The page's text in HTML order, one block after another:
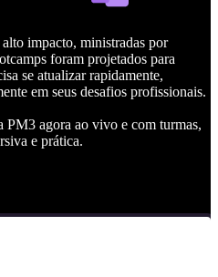
impacto, ministradas por
foram projetados para
se atualizar rapidamente,
em seus desafios profissionais.
PM3 agora ao vivo e com turmas,
e prática.